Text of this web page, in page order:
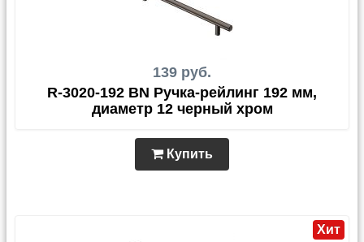
139 руб.
R-3020-192 BN Ручка-рейлинг 192 мм,
диаметр 12 черный хром
Купить
Хит